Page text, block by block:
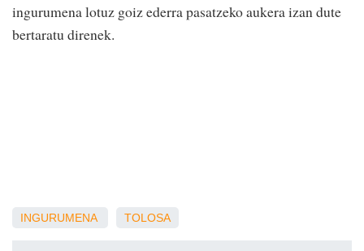
ingurumena lotuz goiz ederra pasatzeko aukera izan dute
bertaratu direnek.
INGURUMENA TOLOSA